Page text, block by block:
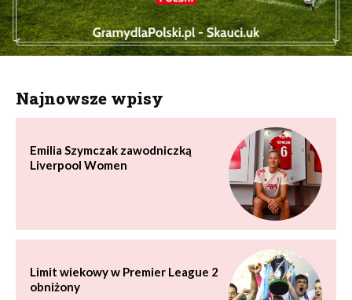
Najnowsze wpisy
Emilia Szymczak zawodniczką
Liverpool Women
Limit wiekowy w Premier League 2
obniżony